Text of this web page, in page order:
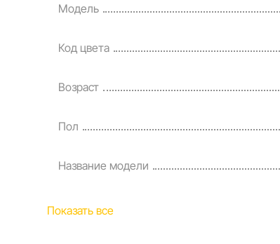
Модель
Код цвета
Возраст
Пол
Название модели
Показать все